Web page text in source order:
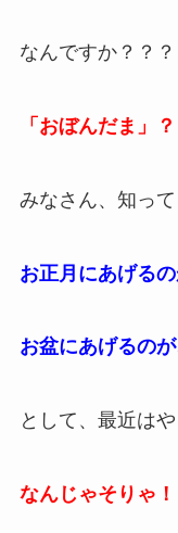
なんですか？？？
「おぼんだま」
みなさん、知っ
お正月にあげる
お盆にあげるの
として、最近は
なんじゃそりゃ